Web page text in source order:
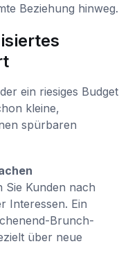
Beziehung hinweg.
ein riesiges Budget
kleine,
spürbaren
Sie Kunden nach
Interessen. Ein
Brunch-
über neue